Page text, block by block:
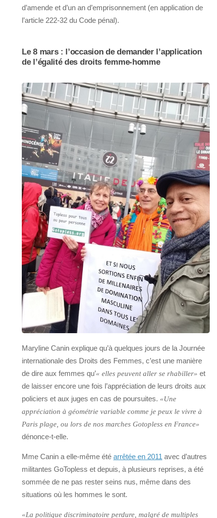
d’amende et d’un an d’emprisonnement (en application de
l’article 222-32 du Code pénal).
Le 8 mars : l’occasion de demander l’application
de l’égalité des droits femme-homme
Maryline Canin explique qu’à quelques jours de la Journée
internationale des Droits des Femmes, c’est une manière
de dire aux femmes qu’« elles peuvent aller se rhabiller» et
de laisser encore une fois l’appréciation de leurs droits aux
policiers et aux juges en cas de poursuites. «Une
appréciation à géométrie variable comme je peux le vivre à
Paris plage, ou lors de nos marches Gotopless en France»
dénonce-t-elle.
Mme Canin a elle-même été arrêtée en 2011 avec d’autres
militantes GoTopless et depuis, à plusieurs reprises, a été
sommée de ne pas rester seins nus, même dans des
situations où les hommes le sont.
«La politique discriminatoire perdure, malgré de multiples